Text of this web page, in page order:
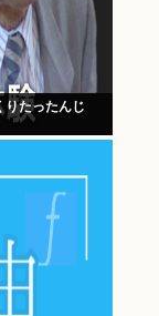
りたったんじ